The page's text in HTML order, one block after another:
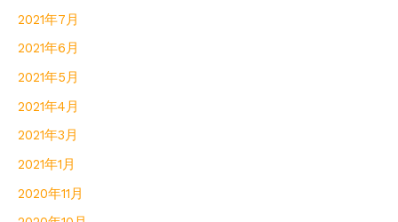
2021年7月
2021年6月
2021年5月
2021年4月
2021年3月
2021年1月
2020年11月